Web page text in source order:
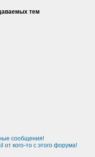
тем
сообщения!
кого-то с этого форума!